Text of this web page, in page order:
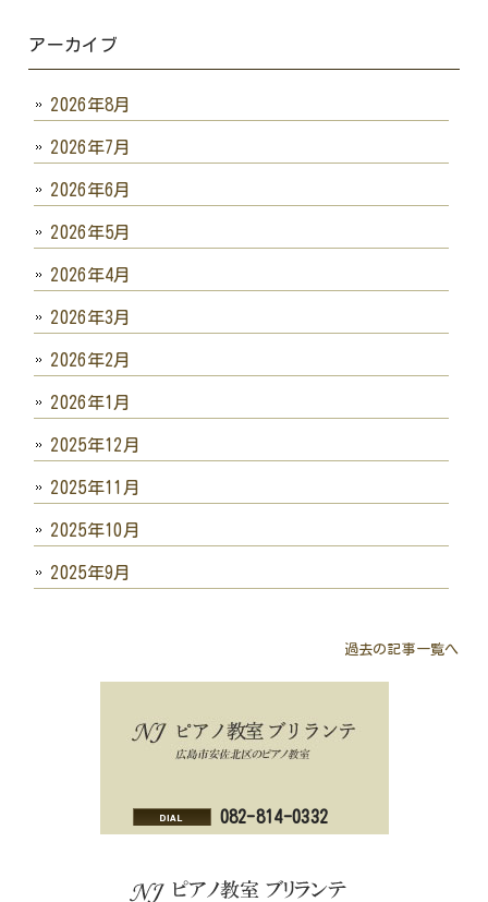
アーカイブ
2026年8月
2026年7月
2026年6月
2026年5月
2026年4月
2026年3月
2026年2月
2026年1月
2025年12月
2025年11月
2025年10月
2025年9月
過去の記事一覧へ
082-814-0332